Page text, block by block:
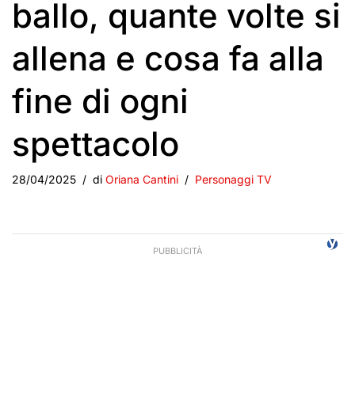
ballo, quante volte si
allena e cosa fa alla
fine di ogni
spettacolo
28/04/2025 di Oriana Cantini Personaggi TV